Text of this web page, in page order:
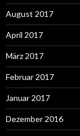
August 2017
April 2017
März 2017
Februar 2017
Januar 2017
Dezember 2016